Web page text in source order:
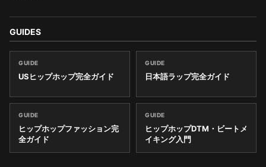
GUIDES
GUIDE
USヒップホップ完全ガイド
GUIDE
日本語ラップ完全ガイド
GUIDE
ヒップホップファッション完
全ガイド
GUIDE
ヒップホップDTM・ビートメ
イキング入門